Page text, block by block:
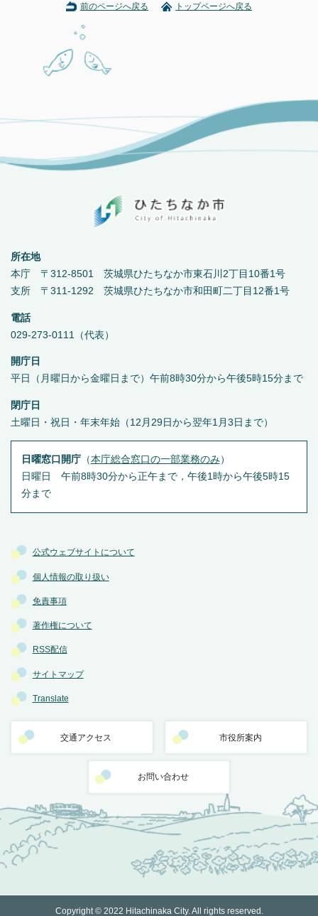
前のページへ戻る トップページへ戻る
公式ウェブサイトについて
個人情報の取り扱い
免責事項
著作権について
RSS配信
サイトマップ
Translate
交通アクセス 市役所案内
お問い合わせ
所在地
本庁 〒312-8501 茨城県ひたちなか市東石川2丁目10番1号
支所 〒311-1292 茨城県ひたちなか市和田町二丁目12番1号
電話
029-273-0111（代表）
開庁日
平日（月曜日から金曜日まで）午前8時30分から午後5時15分まで
閉庁日
土曜日・祝日・年末年始（12月29日から翌年1月3日まで）
日曜窓口開庁（本庁総合窓口の一部業務のみ ）
日曜日 午前8時30分から正午まで，午後1時から午後5時15
分まで
Copyright © 2022 Hitachinaka City. All rights reserved.